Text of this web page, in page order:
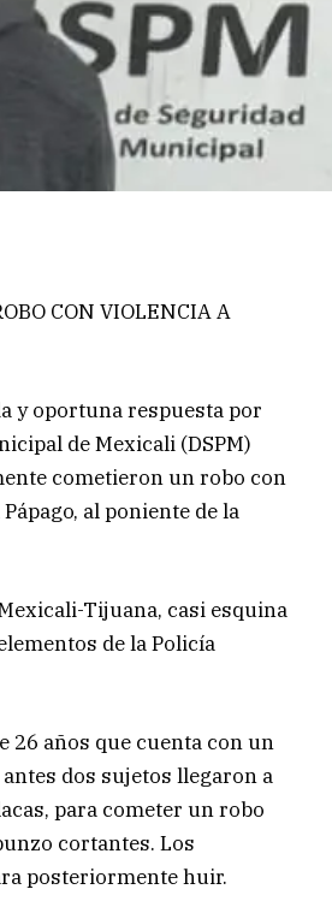
CON VIOLENCIA A
y oportuna respuesta por
de Mexicali (DSPM)
cometieron un robo con
al poniente de la
Tijuana, casi esquina
de la Policía
26 años que cuenta con un
dos sujetos llegaron a
para cometer un robo
cortantes. Los
posteriormente huir.